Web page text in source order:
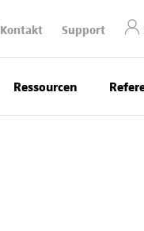
Kontakt Support
Ressourcen